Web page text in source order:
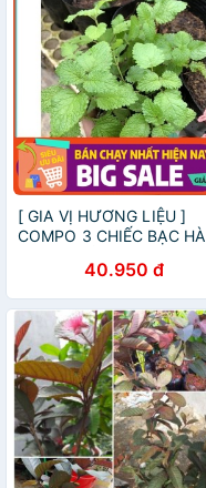
[ GIA VỊ HƯƠNG LIỆU ]
COMPO 3 CHIẾC BẠC HÀ
40.950 đ